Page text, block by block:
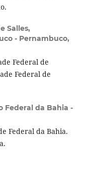
Salles,
- Pernambuco,
Federal de
Federal de
Federal da Bahia -
Federal da Bahia.